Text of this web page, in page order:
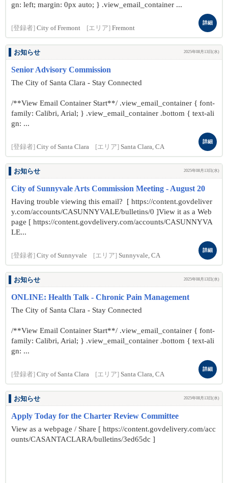
gn: left; margin: 0px auto; } .view_email_container ...
[登録者] City of Fremont [エリア] Fremont
詳細
お知らせ 2025年08月13日(水)
Senior Advisory Commission
The City of Santa Clara - Stay Connected
/**View Email Container Start**/ .view_email_container { font-
family: Calibri, Arial; } .view_email_container .bottom { text-ali
gn: ...
[登録者] City of Santa Clara [エリア] Santa Clara, CA
詳細
お知らせ 2025年08月13日(水)
City of Sunnyvale Arts Commission Meeting - August 20
Having trouble viewing this email? [ https://content.govdeliver
y.com/accounts/CASUNNYVALE/bulletins/0 ]View it as a Web
page [ https://content.govdelivery.com/accounts/CASUNNYVA
LE...
[登録者] City of Sunnyvale [エリア] Sunnyvale, CA
詳細
お知らせ 2025年08月13日(水)
ONLINE: Health Talk - Chronic Pain Management
The City of Santa Clara - Stay Connected
/**View Email Container Start**/ .view_email_container { font-
family: Calibri, Arial; } .view_email_container .bottom { text-ali
gn: ...
[登録者] City of Santa Clara [エリア] Santa Clara, CA
詳細
お知らせ 2025年08月13日(水)
Apply Today for the Charter Review Committee
View as a webpage / Share [ https://content.govdelivery.com/acc
ounts/CASANTACLARA/bulletins/3ed65dc ]